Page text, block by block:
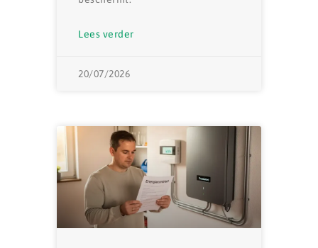
Lees verder
20/07/2026